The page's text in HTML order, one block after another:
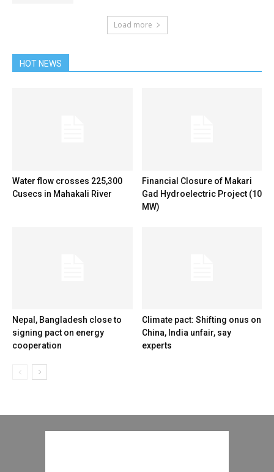
Load more
HOT NEWS
Water flow crosses 225,300
Cusecs in Mahakali River
Financial Closure of Makari
Gad Hydroelectric Project (10
MW)
Nepal, Bangladesh close to
signing pact on energy
cooperation
Climate pact: Shifting onus on
China, India unfair, say
experts